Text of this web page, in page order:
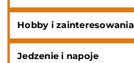
Hobby i zainteresowania
Jedzenie i napoje